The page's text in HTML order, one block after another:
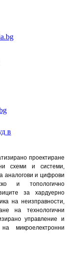
в
проектиране
схеми и системи,
аналогови и цифрови
и топологично
за хардуерно
на неизправности,
на технологични
управление и
микроелектронни